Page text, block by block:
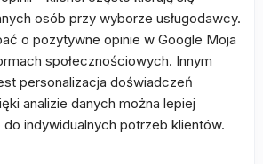
osób przy wyborze usługodawcy.
o pozytywne opinie w Google Moja
społecznościowych. Innym
personalizacja doświadczeń
analizie danych można lepiej
indywidualnych potrzeb klientów.